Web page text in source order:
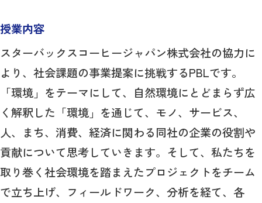
授業内容
スターバックスコーヒージャパン株式会社の協力に
より、社会課題の事業提案に挑戦するPBLです。
「環境」をテーマにして、自然環境にとどまらず広
く解釈した「環境」を通じて、モノ、サービス、
人、まち、消費、経済に関わる同社の企業の役割や
貢献について思考していきます。そして、私たちを
取り巻く社会環境を踏まえたプロジェクトをチーム
で立ち上げ、フィールドワーク、分析を経て、各